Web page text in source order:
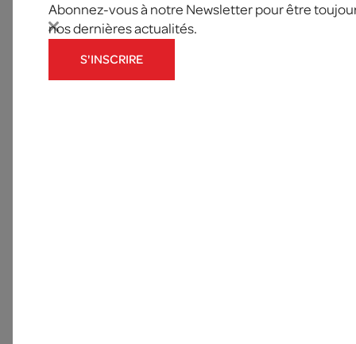
Abonnez-vous à notre Newsletter pour être
nos dernières actualités.
S'INSCRIRE